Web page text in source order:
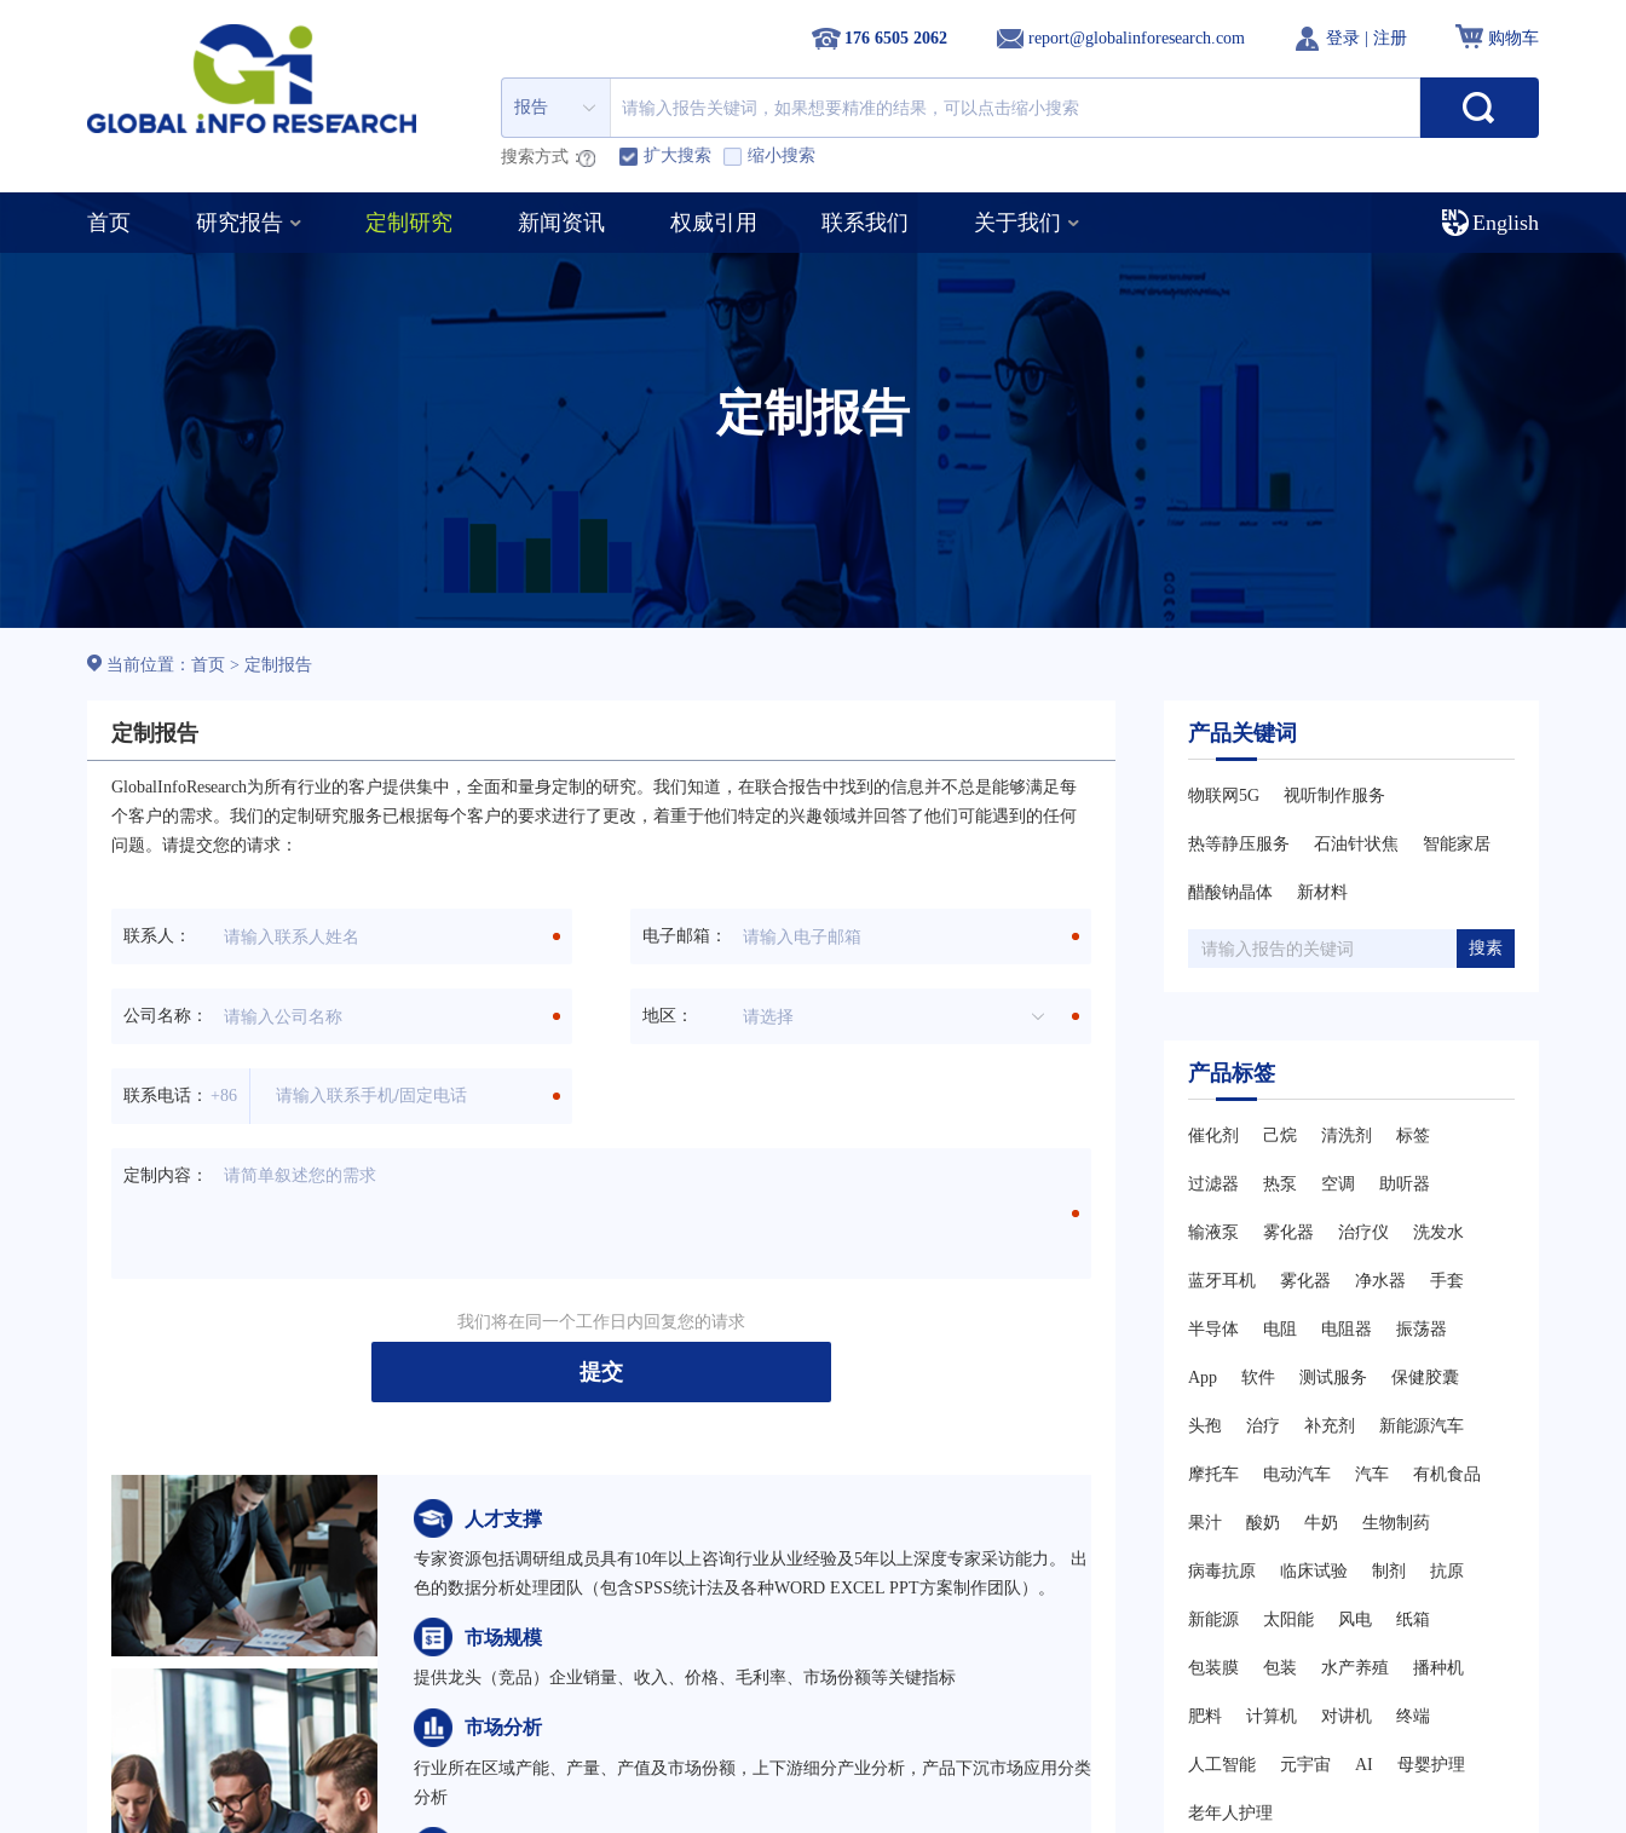
176 6505 2062 report@globalinforesearch.com 登录 注册 购物车
报告
搜索方式： 扩大搜索 缩小搜索
首页 研究报告 定制研究 新闻资讯 权威引用 联系我们 关于我们 English
定制报告
当前位置： 首页 > 定制报告
定制报告
GlobalInfoResearch为所有行业的客户提供集中，全面和量身定制的研究。我们知道，在联合报告中找到的信息并不总是能够满足每
个客户的需求。我们的定制研究服务已根据每个客户的要求进行了更改，着重于他们特定的兴趣领域并回答了他们可能遇到的任何
问题。请提交您的请求：
联系人： 电子邮箱：
公司名称： 地区：
联系电话： +86
定制内容：
我们将在同一个工作日内回复您的请求
提交
人才支撑
专家资源包括调研组成员具有10年以上咨询行业从业经验及5年以上深度专家采访能力。 出
色的数据分析处理团队（包含SPSS统计法及各种WORD EXCEL PPT方案制作团队）。
市场规模
提供龙头（竞品）企业销量、收入、价格、毛利率、市场份额等关键指标
市场分析
行业所在区域产能、产量、产值及市场份额，上下游细分产业分析，产品下沉市场应用分类
分析
产品关键词
物联网5G 视听制作服务
热等静压服务 石油针状焦 智能家居
醋酸钠晶体 新材料
搜素
产品标签
催化剂 己烷 清洗剂 标签
过滤器 热泵 空调 助听器
输液泵 雾化器 治疗仪 洗发水
蓝牙耳机 雾化器 净水器 手套
半导体 电阻 电阻器 振荡器
App 软件 测试服务 保健胶囊
头孢 治疗 补充剂 新能源汽车
摩托车 电动汽车 汽车 有机食品
果汁 酸奶 牛奶 生物制药
病毒抗原 临床试验 制剂 抗原
新能源 太阳能 风电 纸箱
包装膜 包装 水产养殖 播种机
肥料 计算机 对讲机 终端
人工智能 元宇宙 AI 母婴护理
老年人护理